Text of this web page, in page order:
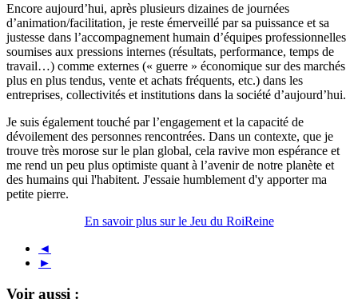
Encore aujourd’hui, après plusieurs dizaines de journées
d’animation/facilitation, je reste émerveillé par sa puissance et sa
justesse dans l’accompagnement humain d’équipes professionnelles
soumises aux pressions internes (résultats, performance, temps de
travail…) comme externes (« guerre » économique sur des marchés
plus en plus tendus, vente et achats fréquents, etc.) dans les
entreprises, collectivités et institutions dans la société d’aujourd’hui.
Je suis également touché par l’engagement et la capacité de
dévoilement des personnes rencontrées. Dans un contexte, que je
trouve très morose sur le plan global, cela ravive mon espérance et
me rend un peu plus optimiste quant à l’avenir de notre planète et
des humains qui l'habitent. J'essaie humblement d'y apporter ma
petite pierre.
En savoir plus sur le Jeu du RoiReine
◄
►
Voir aussi :